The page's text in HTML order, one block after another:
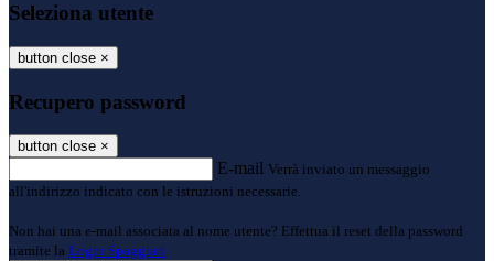
Seleziona utente
button close ×
Recupero password
button close ×
E-mail Verrà inviato un messaggio
all'indirizzo indicato con le istruzioni necessarie.
Non hai una e-mail associata al nome utente? Effettua il reset della password
tramite la Login Spaggiari